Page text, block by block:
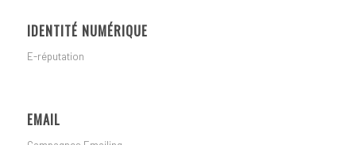
IDENTITÉ NUMÉRIQUE
E-réputation
EMAIL